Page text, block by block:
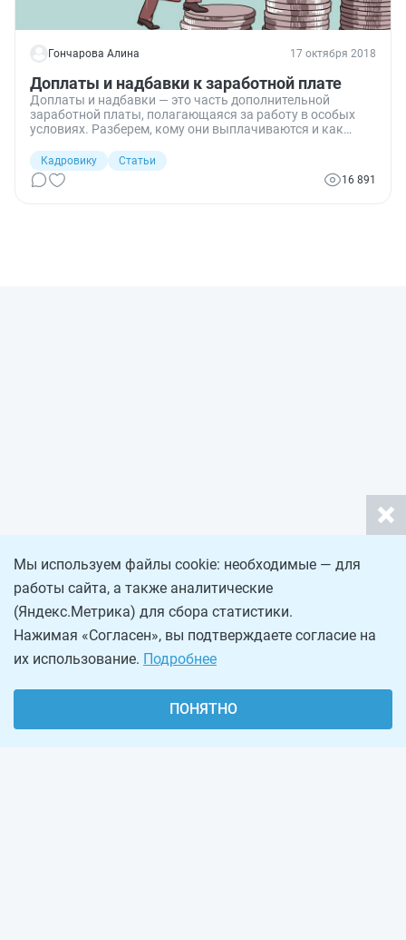
Гончарова Алина 17 октября 2018
Доплаты и надбавки к заработной плате
Доплаты и надбавки — это часть дополнительной
заработной платы, полагающаяся за работу в особых
условиях. Разберем, кому они выплачиваются и как
Кадровику
Статьи
16 891
Мы используем файлы cookie: необходимые — для
работы сайта, а также аналитические
(Яндекс.Метрика) для сбора статистики.
Нажимая «Согласен», вы подтверждаете согласие на
их использование. Подробнее
ПОНЯТНО